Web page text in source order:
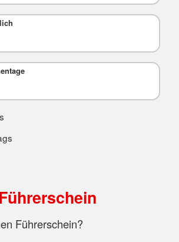
Führerschein
Führerschein?